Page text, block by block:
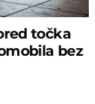
točka
bez